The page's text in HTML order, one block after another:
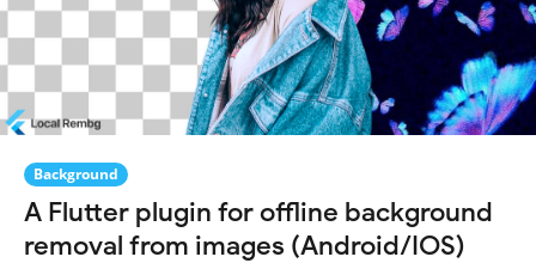
Background
A Flutter plugin for offline background
removal from images (Android/IOS)